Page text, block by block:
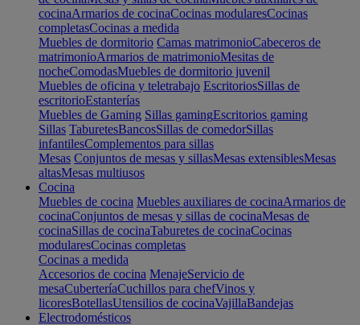
cocinaArmarios de cocinaCocinas modularesCocinas
completasCocinas a medida
Muebles de dormitorio Camas matrimonioCabeceros de
matrimonioArmarios de matrimonioMesitas de
nocheComodasMuebles de dormitorio juvenil
Muebles de oficina y teletrabajo EscritoriosSillas de
escritorioEstanterías
Muebles de Gaming Sillas gamingEscritorios gaming
Sillas TaburetesBancosSillas de comedorSillas
infantilesComplementos para sillas
Mesas Conjuntos de mesas y sillasMesas extensiblesMesas
altasMesas multiusos
Cocina
Muebles de cocina Muebles auxiliares de cocinaArmarios de
cocinaConjuntos de mesas y sillas de cocinaMesas de
cocinaSillas de cocinaTaburetes de cocinaCocinas
modularesCocinas completas
Cocinas a medida
Accesorios de cocina MenajeServicio de
mesaCuberteríaCuchillos para chefVinos y
licoresBotellasUtensilios de cocinaVajillaBandejas
Electrodomésticos